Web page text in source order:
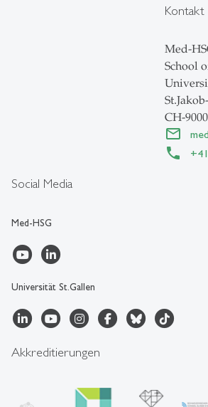
Social Media
Med-HSG
Universität St.Gallen
Kontakt
Med-
School
CH-
Akkreditierungen